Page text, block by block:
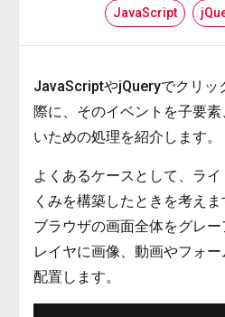
JavaScript
JavaScriptやjQueryでクリッ
際に、そのイベントを子要
いための処理を紹介します。
よくあるケースとして、ラ
くみを構築したときを考えま
ブラウザの画面全体をグレ
レイヤに画像、動画やフォ
配置します。